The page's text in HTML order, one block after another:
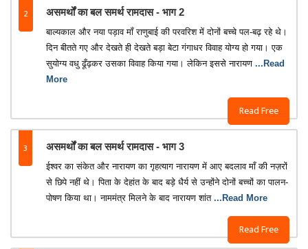
2 असमर्थों का बल समर्थ रामदास - भाग 2
Read Free
बाल्यकाल और नया पड़ाव माँ राणुबाई की परवरिश में दोनों बच्चे पल-बढ़ रहे थे।
दिन बीतते गए और देखते ही देखते बड़ा बेटा गंगाधर विवाह योग्य हो गया। एक
सुयोग्य वधु ढूँढ़कर उसका विवाह किया गया। लेकिन इससे नारायण ...Read
More
3 असमर्थों का बल समर्थ रामदास - भाग 3
Read Free
ईश्वर का संकेत और नारायण का गृहत्याग नारायण में आए बदलाव माँ की नज़रों
से छिपे नहीं थे। पिता के देहांत के बाद बड़े धैर्य से उन्होंने दोनों बच्चों का पालन-
पोषण किया था। नाममंत्र मिलने के बाद नारायण शांत ...Read More